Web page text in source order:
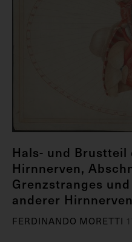
Hals- und Brustteil
Hirnnerven,
Grenzstranges
anderer Hirnnerven
FERDINANDO MORETTI